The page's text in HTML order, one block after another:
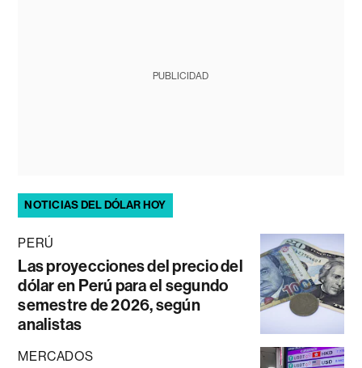
PUBLICIDAD
NOTICIAS DEL DÓLAR HOY
PERÚ
Las proyecciones del precio del
dólar en Perú para el segundo
semestre de 2026, según
analistas
MERCADOS